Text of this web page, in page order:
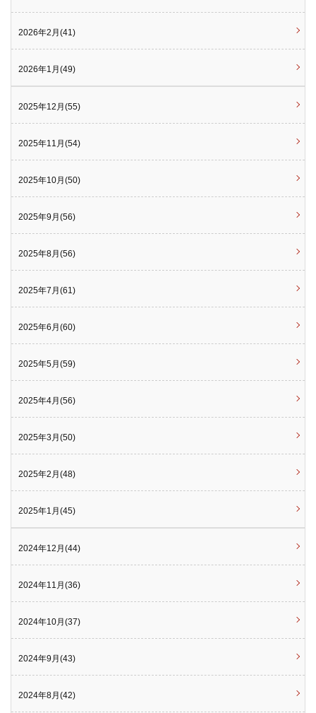
2026年2月(41)
2026年1月(49)
2025年12月(55)
2025年11月(54)
2025年10月(50)
2025年9月(56)
2025年8月(56)
2025年7月(61)
2025年6月(60)
2025年5月(59)
2025年4月(56)
2025年3月(50)
2025年2月(48)
2025年1月(45)
2024年12月(44)
2024年11月(36)
2024年10月(37)
2024年9月(43)
2024年8月(42)